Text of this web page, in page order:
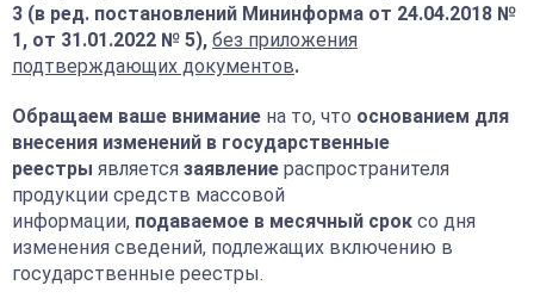
3 (в ред. постановлений Мининформа от 24.04.2018 №
1, от 31.01.2022 № 5), без приложения
подтверждающих документов.
Обращаем ваше внимание на то, что основанием для
внесения изменений в государственные
реестры является заявление распространителя
продукции средств массовой
информации, подаваемое в месячный срок со дня
изменения сведений, подлежащих включению в
государственные реестры.